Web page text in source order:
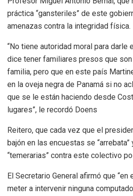
práctica “gansteriles” de este
amenazas contra la integridad física.
“No tiene autoridad moral para darle
dice tener familiares presos que
familia, pero que en este país
en la oveja negra de Panamá si no
que se le están haciendo desde
lugares”, le recordó Doens
Reitero, que cada vez que el
bajón en las encuestas se
“temerarias” contra este colectivo
El Secretario General afirmó que “en
meter a intervenir ninguna